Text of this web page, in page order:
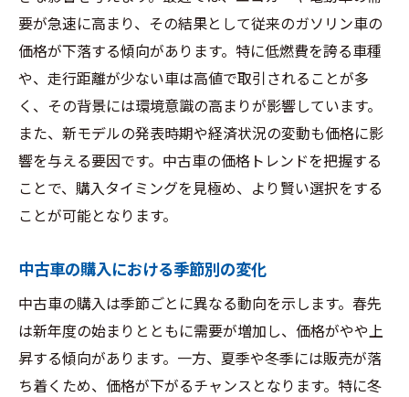
理想の中古車を見つけるための具体的なガイド
ライン
中古車購入前に確認すべきチェックポイン
ト
予算に合わせた賢い中古車選びのコツ
信頼できる中古車販売店の見分け方
中古車選びに役立つ試乗のポイント
購入後のサポートとアフターサービスの確
中古車市場で賢い選択をするための情報源活用
法
オンライン情報サイトを活用した市場分析
要が急速に高まり、その結果として従来のガソリン車の
価格が下落する傾向があります。特に低燃費を誇る車種
や、走行距離が少ない車は高値で取引されることが多
く、その背景には環境意識の高まりが影響しています。
また、新モデルの発表時期や経済状況の変動も価格に影
響を与える要因です。中古車の価格トレンドを把握する
ことで、購入タイミングを見極め、より賢い選択をする
ことが可能となります。
中古車の購入における季節別の変化
中古車の購入は季節ごとに異なる動向を示します。春先
は新年度の始まりとともに需要が増加し、価格がやや上
昇する傾向があります。一方、夏季や冬季には販売が落
ち着くため、価格が下がるチャンスとなります。特に冬